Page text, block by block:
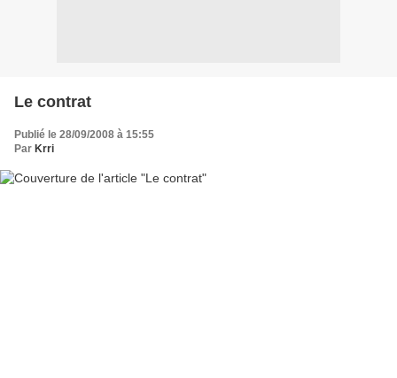
Le contrat
Publié le 28/09/2008 à 15:55
Par Krri